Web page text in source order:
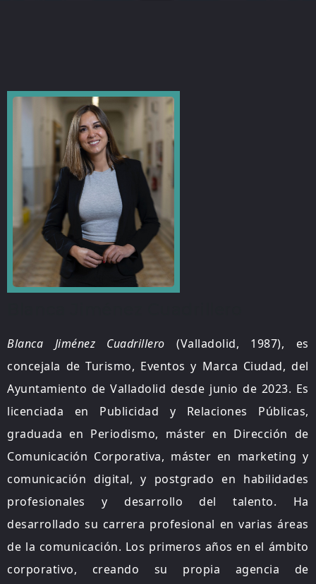
Blanca Jiménez Cuadrillero (Valladolid, 1987), es
concejala de Turismo, Eventos y Marca Ciudad, del
Ayuntamiento de Valladolid desde junio de 2023. Es
licenciada en Publicidad y Relaciones Públicas,
graduada en Periodismo, máster en Dirección de
Comunicación Corporativa, máster en marketing y
comunicación digital, y postgrado en habilidades
profesionales y desarrollo del talento. Ha
desarrollado su carrera profesional en varias áreas
de la comunicación. Los primeros años en el ámbito
corporativo, creando su propia agencia de